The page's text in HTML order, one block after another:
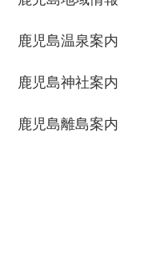
鹿児島温泉案内
鹿児島神社案内
鹿児島離島案内